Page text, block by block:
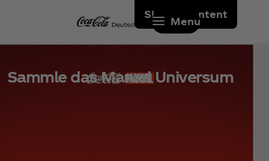
Skip to content
Menu
Sammle das Marvel Universum